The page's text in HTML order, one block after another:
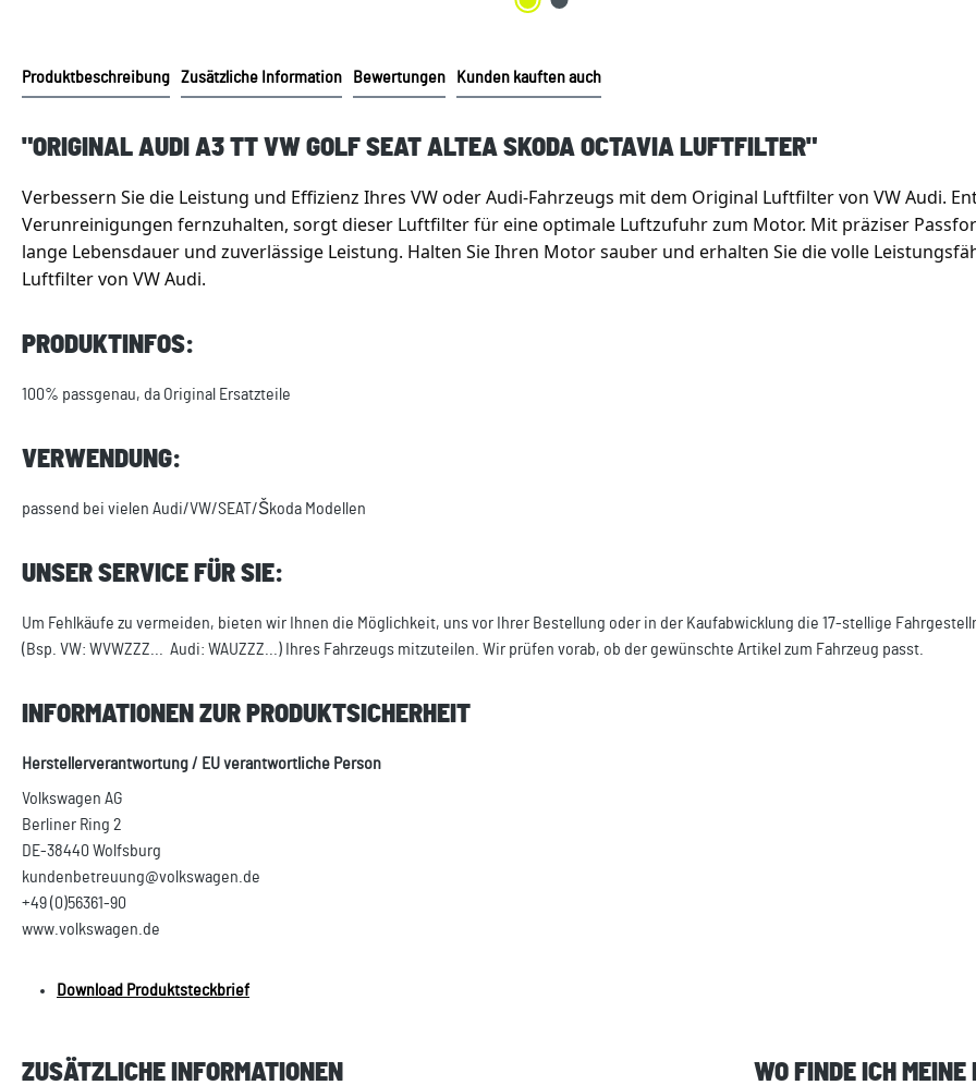
Produktbeschreibung Zusätzliche Information Bewertungen Kunden kauften auch
"ORIGINAL AUDI A3 TT VW GOLF SEAT ALTEA SKODA OCTAVIA LUFTFILTER"
Verbessern Sie die Leistung und Effizienz Ihres VW oder Audi-Fahrzeugs mit dem Original Luftfilter von VW Audi.
Verunreinigungen fernzuhalten, sorgt dieser Luftfilter für eine optimale Luftzufuhr zum Motor. Mit präziser
lange Lebensdauer und zuverlässige Leistung. Halten Sie Ihren Motor sauber und erhalten Sie die volle
Luftfilter von VW Audi.
PRODUKTINFOS:
100% passgenau, da Original Ersatzteile
VERWENDUNG:
passend bei vielen Audi/VW/SEAT/Škoda Modellen
UNSER SERVICE FÜR SIE:
Um Fehlkäufe zu vermeiden, bieten wir Ihnen die Möglichkeit, uns vor Ihrer Bestellung oder in der Kaufabwicklung die 17-stellige
(Bsp. VW: WVWZZZ... Audi: WAUZZZ...) Ihres Fahrzeugs mitzuteilen. Wir prüfen vorab, ob der gewünschte Artikel zum Fahrzeug passt.
INFORMATIONEN ZUR PRODUKTSICHERHEIT
Herstellerverantwortung / EU verantwortliche Person
Volkswagen AG
Berliner Ring 2
DE-38440 Wolfsburg
kundenbetreuung@volkswagen.de
+49 (0)56361-90
www.volkswagen.de
Download Produktsteckbrief
ZUSÄTZLICHE INFORMATIONEN WO FINDE ICH